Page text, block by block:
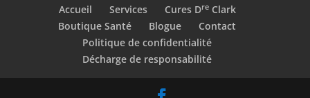
Accueil Services Cures DreClark
Boutique Santé
Blogue
Contact
Politique de confidentialité
Décharge de responsabilité